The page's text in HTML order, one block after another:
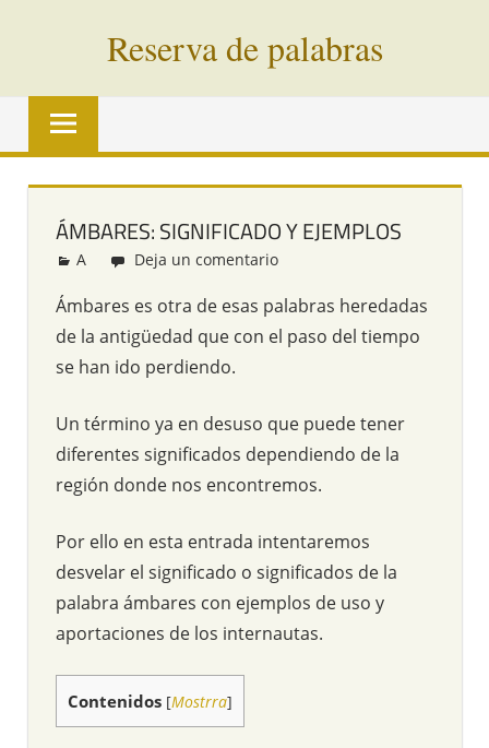
Reserva de palabras
Palabras
vías
todo
mundo
ÁMBARES: SIGNIFICADO Y EJEMPLOS
Redacción
A Deja un comentario
Ámbares es otra de esas palabras heredadas
de la antigüedad que con el paso del tiempo
se han ido perdiendo.
Un término ya en desuso que puede tener
diferentes significados dependiendo de la
región donde nos encontremos.
Por ello en esta entrada intentaremos
desvelar el significado o significados de la
palabra ámbares con ejemplos de uso y
aportaciones de los internautas.
Contenidos [Mostrra]